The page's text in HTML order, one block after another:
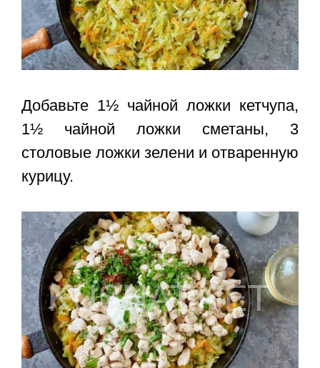
Добавьте 1½ чайной ложки кетчупа,
1½ чайной ложки сметаны, 3
столовые ложки зелени и отваренную
курицу.